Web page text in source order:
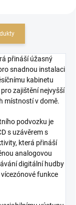
přináší úžasný
snadnou instalaci
kabinetu
zajištění nejvyšší
místností v domě.
podvozku je
s uzávěrem s
která přináší
analogovou
digitální hudby
funkce